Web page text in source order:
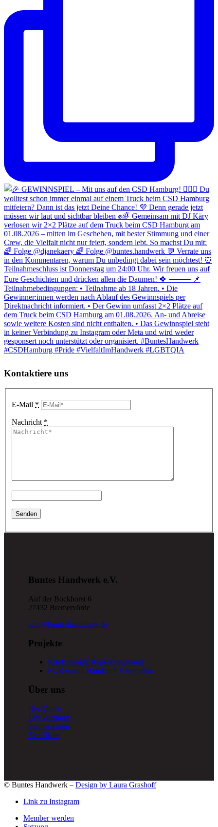
Kontaktiere uns
E-Mail *
Nachricht *
Buntes Handwerk e.V.
Auf der Bockhorst 6
27432 Bremervörde
info@bunteshandwerk.de
Projekte
Kinderhospiz Regenbogenland
EURwanda Handcraft Foundation
Über uns
Der Verein
Der Vorstand
Partner:innen
Zertifikate
© Buntes Handwerk – Design by Laura Grashoff
Link zu Instagram
Member werden